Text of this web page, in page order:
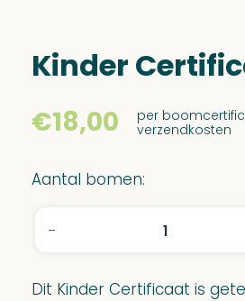
Kinder
€18,00
per
verzendkosten
Aantal bomen:
-
aantal
Dit Kinder Certificaat is